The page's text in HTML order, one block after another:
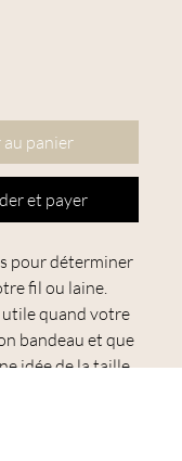
panier
et payer
pour déterminer
fil ou laine.
utile quand votre
bandeau et que
idée de la taille